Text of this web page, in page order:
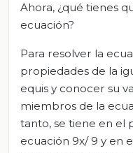
Ahora, ¿qué tienes
ecuación?
Para resolver la
propiedades de la
equis y conocer su
miembros de la
tanto, se tiene en el
ecuación 9x/ 9 y en